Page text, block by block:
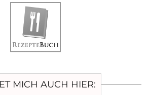
MICH AUCH HIER: